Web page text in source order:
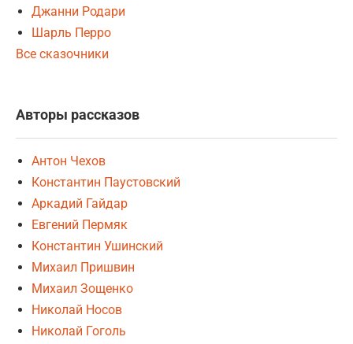
Джанни Родари
Шарль Перро
Все сказочники
Авторы рассказов
Антон Чехов
Константин Паустовский
Аркадий Гайдар
Евгений Пермяк
Константин Ушинский
Михаил Пришвин
Михаил Зощенко
Николай Носов
Николай Гоголь